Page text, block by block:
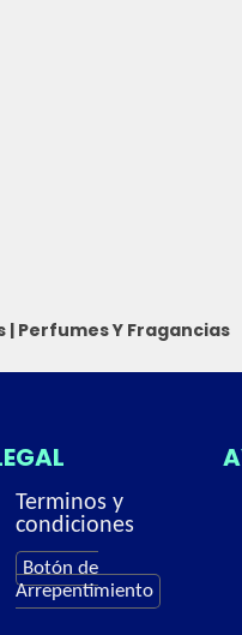
| Perfumes Y Fragancias
Terminos y
condiciones
Botón de
Arrepentimiento